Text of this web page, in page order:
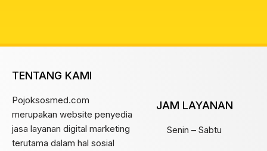
TENTANG KAMI
Pojoksosmed.com
merupakan website penyedia
jasa layanan digital marketing
terutama dalam hal sosial
JAM LAYANAN
Senin – Sabtu